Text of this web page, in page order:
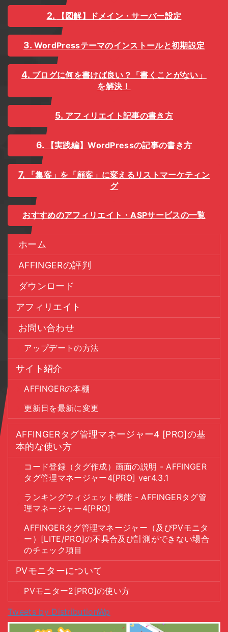
【図解】ドメイン・サーバー設定
WordPressテーマのインストールと初期設定
ブログに何を書けば良い？「書くことがない」
を解決！
アフィリエイト記事の書き方
【実践編】WordPressの記事の書き方
「集客」を「顧客」に変えるリストマーケティン
グ
おすすめのアフィリエイト・ASPサービスの一覧
ホーム
AFFINGERの評判
ダウンロード
アフィリエイト
お問い合わせ
アップデートの方法
サイト紹介
AFFINGERの本棚
更新日を最新に変更
AFFINGERタグ管理マネージャー4 [PRO]の基
本的な使い方
コード登録（タグ作成）画面の説明 - AFFINGER
タグ管理マネージャー4[PRO] ver4.3.1
ランキングウィジェット機能 - AFFINGERタグ管
理マネージャー4[PRO]
AFFINGERタグ管理マネージャー（及びPVモニタ
ー）[LITE/PRO]の不具合及び計測ができない場合
のチェック項目
PVモニターについて
PVモニター2[PRO]の使い方
Tweets by DistributionWp